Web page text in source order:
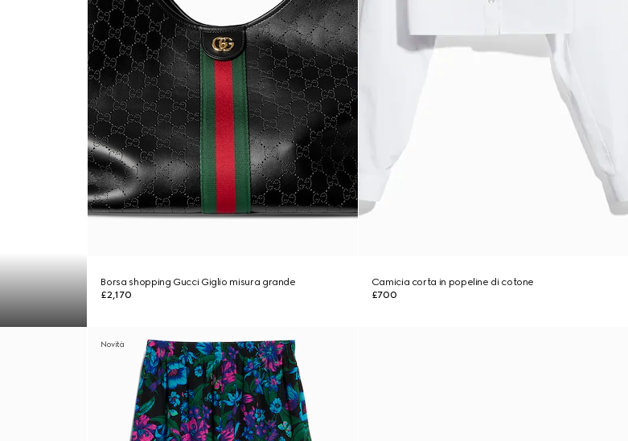
Borsa shopping Gucci Giglio misura grande
£2,170
Camicia corta in popeline di cotone
£700
Novità